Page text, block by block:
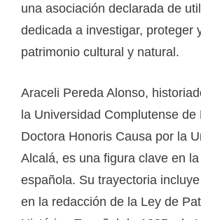
una asociación declarada de
dedicada a investigar, proteger
patrimonio cultural y natural.
Araceli Pereda Alonso,
la Universidad Complutense de
Doctora Honoris Causa por la
Alcalá, es una figura clave en
española. Su trayectoria
en la redacción de la Ley de